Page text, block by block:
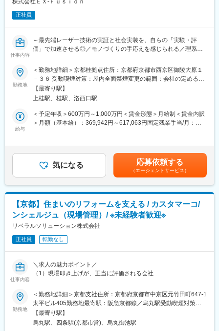
グ
・社内の技術部門（開発エンジニア等）と連携し、最適なレーザ
レゼンテーションの実施
◇プロジェクトの初期推進・窓口業務
客と社内技術部門のハブ（窓口）として調整／進捗サポート
◇展示会・マーケティング活動
・展示会（メカトロニクス、レーザー技術展など）への出展企画
／ブース対応
・展示会で接点を持った見込み顧客（リード）へのアプローチ、
新規ニーズの開拓
白さがあります。
◎提案相手は、大手メーカーの生産技術者や開発責任者です。技
術的な深い対話を通じて、業界の最先端トレンドに触れながら信
業一人で抱え込まず、チーム一丸となって提案を形にするスタイ
ルです。
変更の範囲：会社の定める業務
株式会社ＥＸ‐Ｆｕｓｉｏｎ
正社員
仕事内容
～最先端レーザー技術の実証と社会実装を、自らの「実験・評
価」で加速させる◎／モノづくりの手応えを感じられる／理系と
評価経験を活かし、世界初の技術を自らの手で社会へ実装～
当社は最先端のレーザー技術を活用し、自動車、航空宇宙、電子
機器など、日本のモノづくりを支える幅広い製造業のお客様に対
して最適な加工ソリューションを提供しています。
核融合技術を起点とした超高出力・高精度レーザーは、既存の産
業界の加工プロセスに劇的な革新（イノベーション）をもたらし
■業務内容：
レーザーを用いた新規プロセス技術の研究開発から、実験、評
■業務詳細：
◇レーザープロセス開発・照射実験
・レーザーを用いた新規加工プロセスの研究開発
・レーザー照射条件、光学・プロセス条件のパラメーター選定お
よび開発
・自社実験室における試作加工・検証実験の実行
◇システム・光学ユニットの構築・検証
・実験・評価用レーザーシステム、および光学・機械・制御シス
テムの簡易設計
ブリ・調整
◇データ解析・性能評価・改善
・試作品や実験サンプルの測定、材料構造・加工品質の評価・解
析
勤務地
＜勤務地詳細＞京都桂拠点住所：京都府京都市西京区御陵大原１
－３６ 受動喫煙対策：屋内全面禁煙変更の範囲：会社の定める事
業所（リモートワーク含む）
【最寄り駅】
上桂駅、桂駅、洛西口駅
給与
＜予定年収＞600万円～1,000万円＜賃金形態＞月給制＜賃金内訳
＞月額（基本給）：369,942円～617,063円固定残業手当/月：
経験、能力、前職給与を考慮し、当社規定により決定します。賃
金はあくまでも目安の金額であり、選考を通じて上下する可能性
があります。月給(月額)は固定手当を含めた表記です。
気になる 応募依頼する
（エージェントサービス）
【京都】住まいのリフォームを支える / カスタマーコ/
ンシェルジュ（現場管理）/ ※未経験者歓迎※
リベラルソリューション株式会社
正社員 転勤なし
仕事内容
＼求人の魅力ポイント／
（1）現場叩き上げが、正当に評価される会社
評価します。「現場上がりだから管理は無理」
そんな空気は一切ありません。
（2）管理側へ、本気で育てる体制
最初は先輩社員と同行しながら、段階的に管理業務を引き継ぎ
ます。
勤務地
＜勤務地詳細＞京都支社住所：京都府京都市中京区元竹田町647-1
太平ビル405勤務地最寄駅：阪急京都線／烏丸駅受動喫煙対策：
屋内全面禁煙変更の範囲：会社の定める事業所
【最寄り駅】
烏丸駅、四条駅(京都市営)、烏丸御池駅